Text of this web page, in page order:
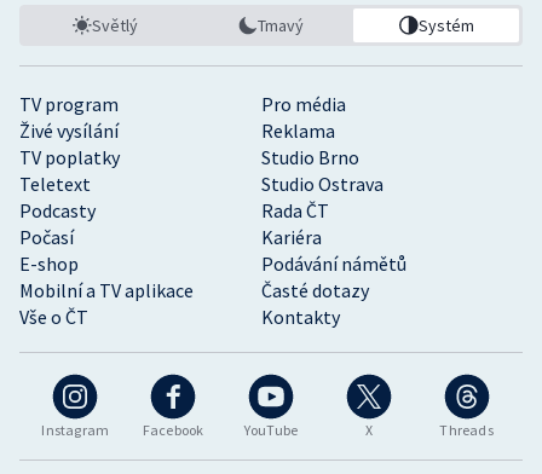
Instagram Facebook YouTube X Threads
TV program
Pro média
Živé vysílání
Reklama
TV poplatky
Studio Brno
Teletext
Studio Ostrava
Podcasty
Rada ČT
Počasí
Kariéra
E-shop
Podávání námětů
Mobilní a TV aplikace
Časté dotazy
Vše o ČT
Kontakty
Světlý Tmavý Systém